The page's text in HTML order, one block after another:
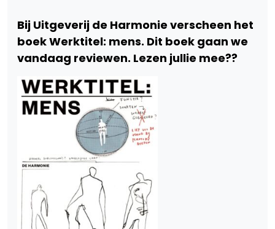
Bij Uitgeverij de Harmonie verscheen het
boek Werktitel: mens. Dit boek gaan we
vandaag reviewen. Lezen jullie mee??